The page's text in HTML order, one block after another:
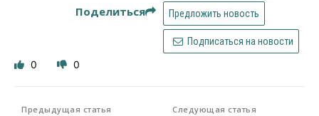
Поделиться Предложить новость
Подписаться на новости
0 0
Предыдущая статья Следующая статья